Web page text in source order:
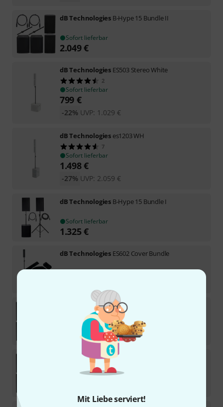
Mit Liebe serviert!
dB Technologies B-Hype 15 Bundle II
Sofort lieferbar
2.049€
dB Technologies ES503 Stereo White
2
Sofort lieferbar
799 €
UVP: 1.029 €
-22%
dB Technologies es1203 WH
7
Sofort lieferbar
1.498€
UVP: 2.059 €
-27%
dB Technologies B-Hype 15 Bundle I
Sofort lieferbar
1.325€
dB Technologies ES602 Cover Bundle
dB TechnologiesB-Hype 10 Bundle II
Sofort lieferbar
1.598€
dB TechnologiesB-Hype 10 Bundle I
Sofort lieferbar